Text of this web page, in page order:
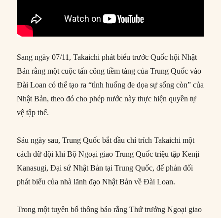
Sang ngày 07/11, Takaichi phát biểu trước Quốc hội Nhật
Bản rằng một cuộc tấn công tiềm tàng của Trung Quốc vào
Đài Loan có thể tạo ra “tình huống đe dọa sự sống còn” của
Nhật Bản, theo đó cho phép nước này thực hiện quyền tự
vệ tập thể.
Sáu ngày sau, Trung Quốc bắt đầu chỉ trích Takaichi một
cách dữ dội khi Bộ Ngoại giao Trung Quốc triệu tập Kenji
Kanasugi, Đại sứ Nhật Bản tại Trung Quốc, để phản đối
phát biểu của nhà lãnh đạo Nhật Bản về Đài Loan.
Trong một tuyên bố thông báo rằng Thứ trưởng Ngoại giao